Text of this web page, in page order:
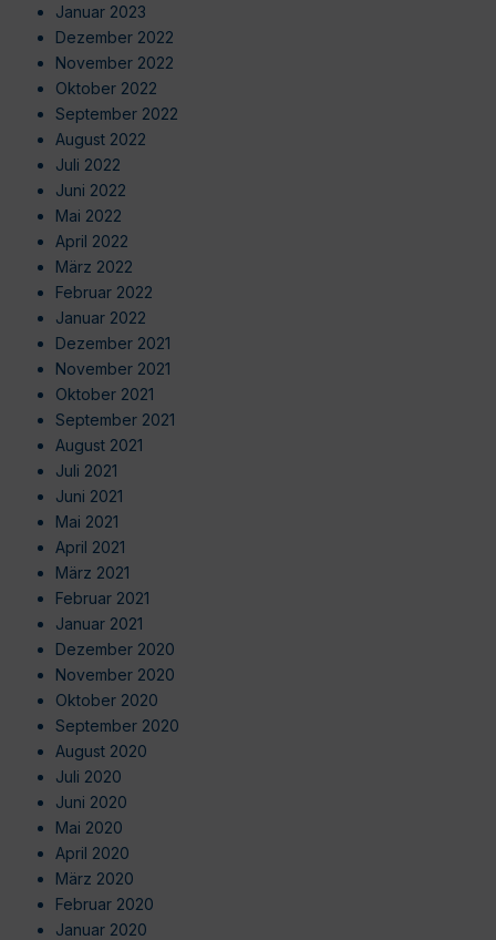
Januar 2023
Dezember 2022
November 2022
Oktober 2022
September 2022
August 2022
Juli 2022
Juni 2022
Mai 2022
April 2022
März 2022
Februar 2022
Januar 2022
Dezember 2021
November 2021
Oktober 2021
September 2021
August 2021
Juli 2021
Juni 2021
Mai 2021
April 2021
März 2021
Februar 2021
Januar 2021
Dezember 2020
November 2020
Oktober 2020
September 2020
August 2020
Juli 2020
Juni 2020
Mai 2020
April 2020
März 2020
Februar 2020
Januar 2020